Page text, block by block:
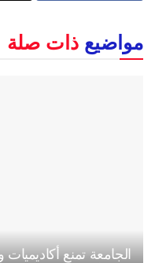
مواضيع ذات صلة
الجامعة تمنع